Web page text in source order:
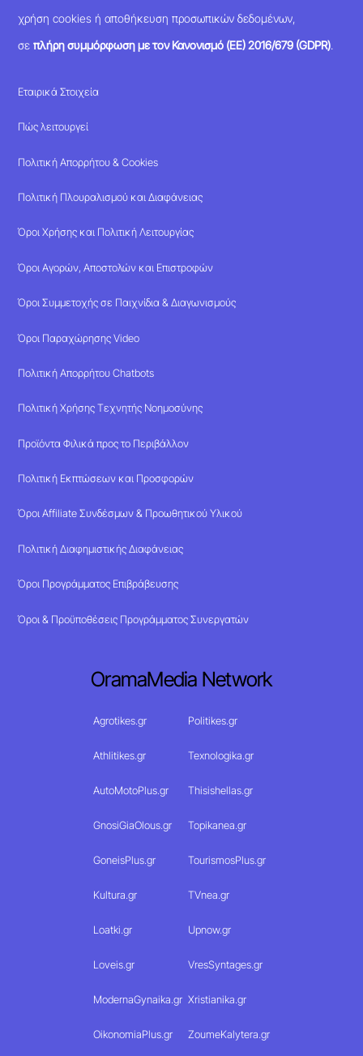
χρήση cookies ή αποθήκευση προσωπικών δεδομένων,
σεπλήρη συμμόρφωση με τον Κανονισμό (ΕΕ) 2016/679 (GDPR).
Εταιρικά Στοιχεία
Πώς λειτουργεί
Πολιτική Απορρήτου & Cookies
Πολιτική Πλουραλισμού και Διαφάνειας
Όροι Χρήσης και Πολιτική Λειτουργίας
Όροι Αγορών, Αποστολών και Επιστροφών
Όροι Συμμετοχής σε Παιχνίδια & Διαγωνισμούς
Όροι Παραχώρησης Video
Πολιτική Απορρήτου Chatbots
Πολιτική Χρήσης Τεχνητής Νοημοσύνης
Προϊόντα Φιλικά προς το Περιβάλλον
Πολιτική Εκπτώσεων και Προσφορών
Όροι Affiliate Συνδέσμων & Προωθητικού Υλικού
Πολιτική Διαφημιστικής Διαφάνειας
Όροι Προγράμματος Επιβράβευσης
Όροι & Προϋποθέσεις Προγράμματος Συνεργατών
OramaMedia Network
Agrotikes.gr Politikes.gr
Athlitikes.gr Texnologika.gr
AutoMotoPlus.gr Thisishellas.gr
GnosiGiaOlous.gr Topikanea.gr
GoneisPlus.gr TourismosPlus.gr
Kultura.gr TVnea.gr
Loatki.gr Upnow.gr
Loveis.gr VresSyntages.gr
ModernaGynaika.gr Xristianika.gr
OikonomiaPlus.gr ZoumeKalytera.gr